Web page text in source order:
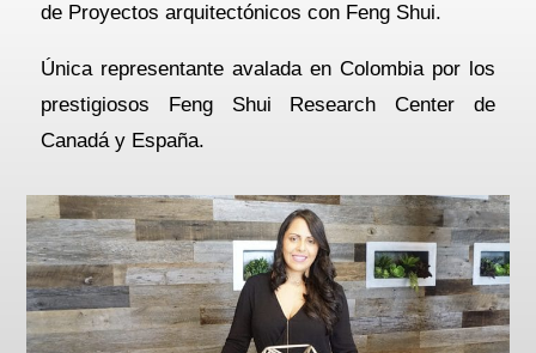
de Proyectos arquitectónicos con Feng Shui.
Única representante avalada en Colombia por los
prestigiosos Feng Shui Research Center de
Canadá y España.